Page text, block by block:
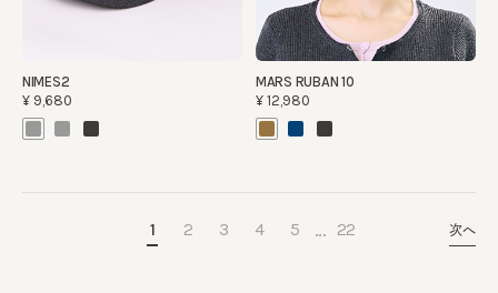
NIMES2
¥9,680
MARS RUBAN 10
¥12,980
1 2 3 4 5 … 22 次へ